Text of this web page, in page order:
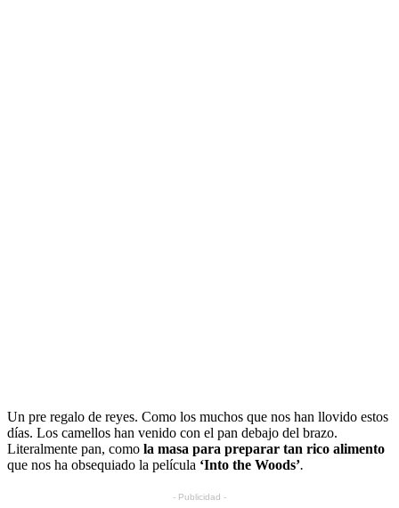
Un pre regalo de reyes. Como los muchos que nos han llovido estos
días. Los camellos han venido con el pan debajo del brazo.
Literalmente pan, como la masa para preparar tan rico alimento
que nos ha obsequiado la película ‘Into the Woods’.
- Publicidad -